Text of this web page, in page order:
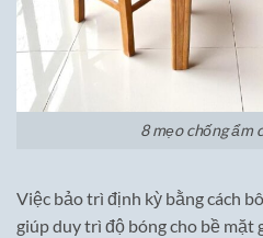
8 mẹo chống ẩm
Việc bảo trì định kỳ bằng cách
giúp duy trì độ bóng cho bề mặt